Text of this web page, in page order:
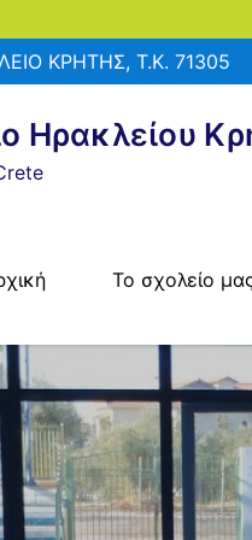
ΚΡΗΤΗΣ, Τ.Κ. 71305
Ηρακλείου
Το σχολείο